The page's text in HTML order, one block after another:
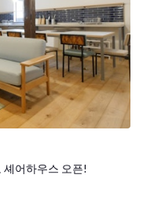
어하우스 오픈!